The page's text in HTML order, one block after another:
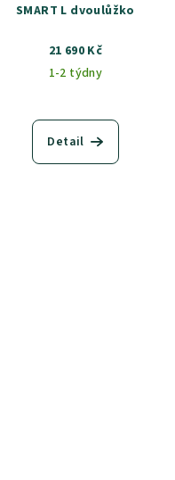
SMART L dvoulůžko
21 690 Kč
1-2 týdny
Detail